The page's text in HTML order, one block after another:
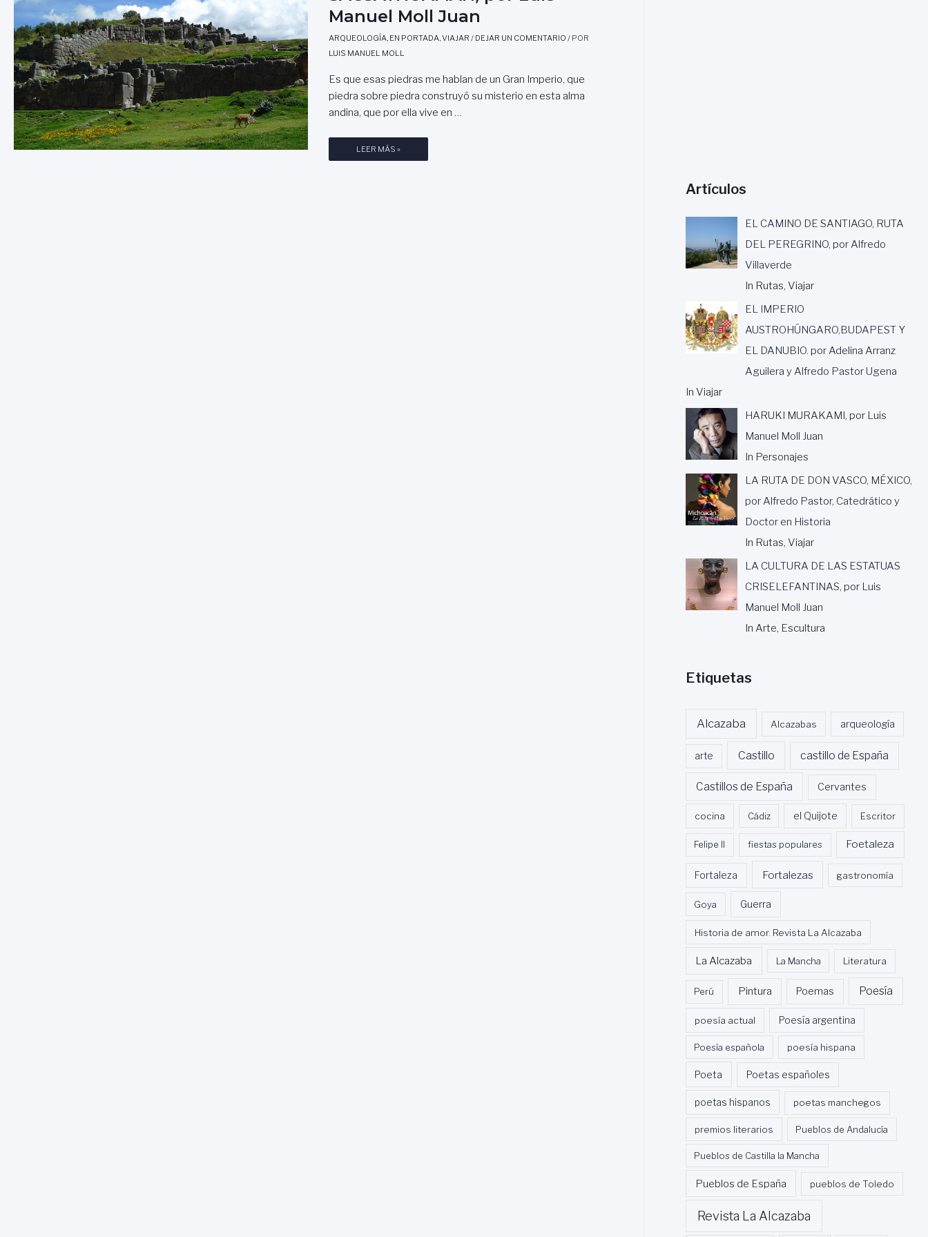
Manuel Moll Juan
ARQUEOLOGÍA, EN PORTADA,VIAJAR / DEJAR UN COMENTARIO / POR
LUIS MANUEL MOLL
Es que esas piedras me hablan de un Gran Imperio, que
piedra sobre piedra construyó su misterio en esta alma
andina, que por ella vive en …
S
LEER MÁS »
Artículos
EL CAMINO DE SANTIAGO, RUTA
DEL PEREGRINO, por Alfredo
Villaverde
In Rutas, Viajar
EL IMPERIO
AUSTROHÚNGARO,BUDAPEST Y
EL DANUBIO. por Adelina Arranz
Aguilera y Alfredo Pastor Ugena
In Viajar
HARUKI MURAKAMI, por Luis
Manuel Moll Juan
In Personajes
LA RUTA DE DON VASCO, MÉXICO,
por Alfredo Pastor, Catedrático y
Doctor en Historia
In Rutas, Viajar
LA CULTURA DE LAS ESTATUAS
CRISELEFANTINAS, por Luis
Manuel Moll Juan
In Arte, Escultura
Etiquetas
Alcazaba Alcazabas arqueología
arte Castillo castillo de España
Castillos de España Cervantes
cocina Cádiz el Quijote Escritor
Felipe II fiestas populares Foetaleza
Fortaleza Fortalezas gastronomía
Goya Guerra
Historia de amor. Revista La Alcazaba
La Alcazaba La Mancha Literatura
Perú Pintura Poemas Poesía
poesía actual Poesía argentina
Poesía española poesía hispana
Poeta Poetas españoles
poetas hispanos poetas manchegos
premios literarios Pueblos de Andalucía
Pueblos de Castilla la Mancha
Pueblos de España pueblos de Toledo
Revista La Alcazaba